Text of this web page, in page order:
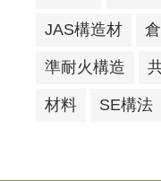
JAS構造材
準耐火構造
材料 SE構法